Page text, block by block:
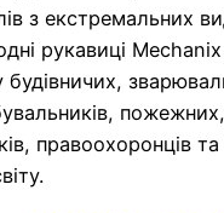
з екстремальних
рукавиці
будівничих,
пожежних,
правоохоронців та